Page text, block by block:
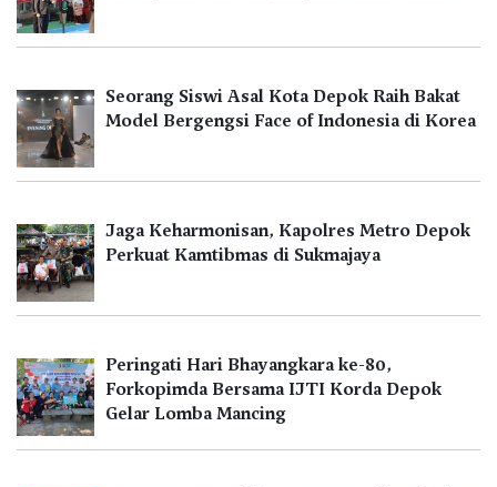
Seorang Siswi Asal Kota Depok Raih Bakat
Model Bergengsi Face of Indonesia di Korea
Jaga Keharmonisan, Kapolres Metro Depok
Perkuat Kamtibmas di Sukmajaya
Peringati Hari Bhayangkara ke-80,
Forkopimda Bersama IJTI Korda Depok
Gelar Lomba Mancing